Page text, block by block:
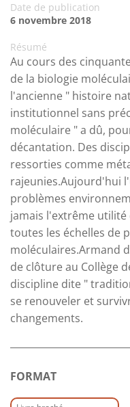
Date de publication
6 novembre 2018
Résumé
Au cours des
de la biologie
l'ancienne " histoire
institutionnel sans
moléculaire " a dû,
décantation. Des
ressorties comme
rajeunies.Aujourd'hui
problèmes
jamais l'extrême
toutes les échelles de
moléculaires.Armand
de clôture au Collège
discipline dite "
se renouveler et
changements.
FORMAT